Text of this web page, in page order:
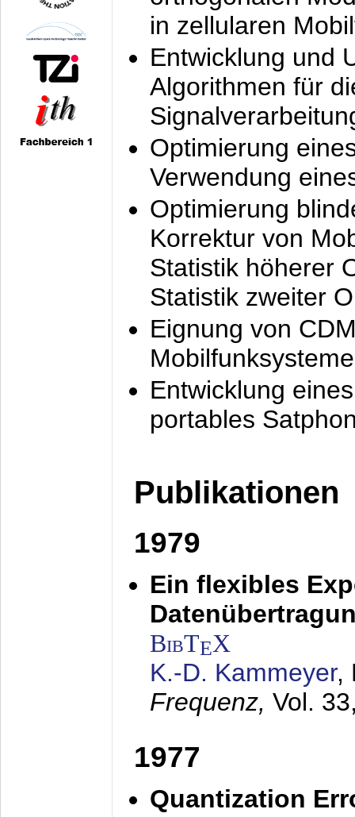
in zellularen
Entwicklung und
Algorithmen für
Optimierung
Verwendung
Optimierung
Korrektur von
Statistik höherer
Statistik zweiter
Eignung von
Mobilfunksysteme
Entwicklung
portables
Publikationen
1979
Ein flexibles
BibTEX
K.-D. Kammeyer,
Frequenz, Vol.
1977
Quantization